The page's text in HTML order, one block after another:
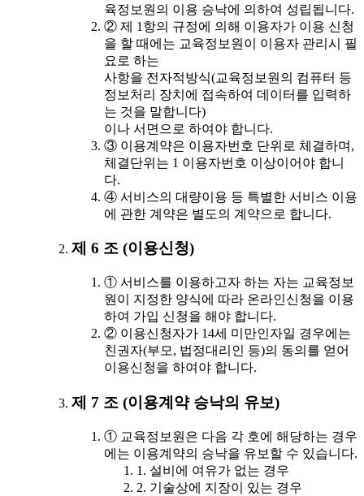
육정보원의 이용 승낙에 의하여 성립됩니다.
② 제 1항의 규정에 의해 이용자가 이용 신청
을 할 때에는 교육정보원이 이용자 관리시 필
요로 하는
사항을 전자적방식(교육정보원의 컴퓨터 등
정보처리 장치에 접속하여 데이터를 입력하
는 것을 말합니다)
이나 서면으로 하여야 합니다.
③ 이용계약은 이용자번호 단위로 체결하며,
체결단위는 1 이용자번호 이상이어야 합니
다.
④ 서비스의 대량이용 등 특별한 서비스 이용
에 관한 계약은 별도의 계약으로 합니다.
제 6 조 (이용신청)
① 서비스를 이용하고자 하는 자는 교육정보
원이 지정한 양식에 따라 온라인신청을 이용
하여 가입 신청을 해야 합니다.
② 이용신청자가 14세 미만인자일 경우에는
친권자(부모, 법정대리인 등)의 동의를 얻어
이용신청을 하여야 합니다.
제 7 조 (이용계약 승낙의 유보)
① 교육정보원은 다음 각 호에 해당하는 경우
에는 이용계약의 승낙을 유보할 수 있습니다.
1. 설비에 여유가 없는 경우
2. 기술상에 지장이 있는 경우